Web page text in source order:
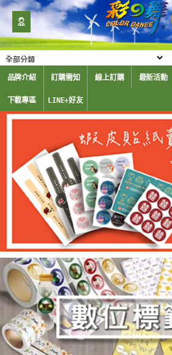
品牌介紹 訂購需知 線上訂購 最新活動
下載專區 LINE+好友